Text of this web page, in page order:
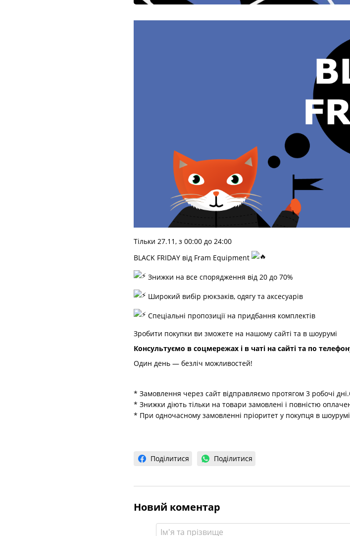
Тільки 27.11, з 00:00 до 24:00
BLACK FRIDAY від Fram Equipment
Знижки на все спорядження від 20 до 70%
Широкий вибір рюкзаків, одягу та аксесуарів
Спеціальні пропозиції на придбання комплектів
Зробити покупки ви зможете на нашому сайті та в шоурумі
Консультуємо в соцмережах і в чаті на сайті та по
Один день — безліч можливостей!
* Замовлення через сайт відправляємо протягом 3 робочі
* Знижки діють тільки на товари замовлені і повністю
* При одночасному замовленні пріоритет у покупця в шоурумі
Поділитися Поділитися
Новий коментар